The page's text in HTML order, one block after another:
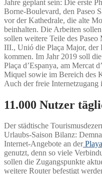
Jahre geplant sein: Die erste
Borne-Boulevard, den Paseo
vor der Kathedrale, die alte
beinhalten. Die Arbeiten
sollen weitere Teile des
III., Unió die Plaça Major, der
kommen. Im Jahr 2019 soll
Plaça d’Espanya, am Mercat
Miquel sowie im Bereich des
Auch der freie
11.000 Nutzer
Der städtische
Urlaubs-Saison Bilanz:
Internet-Angebote an der
genutzt, denn so viele
sollen die Zugangspunkte
weitere Router befestigt